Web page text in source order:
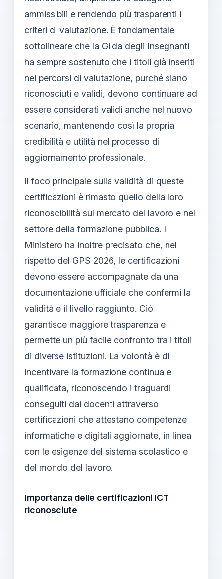
ammissibili e rendendo più trasparenti i
criteri di valutazione. È fondamentale
sottolineare che la Gilda degli Insegnanti
ha sempre sostenuto che i titoli già inseriti
nei percorsi di valutazione, purché siano
riconosciuti e validi, devono continuare ad
essere considerati validi anche nel nuovo
scenario, mantenendo così la propria
credibilità e utilità nel processo di
aggiornamento professionale.
Il foco principale sulla validità di queste
certificazioni è rimasto quello della loro
riconoscibilità sul mercato del lavoro e nel
settore della formazione pubblica. Il
Ministero ha inoltre precisato che, nel
rispetto del GPS 2026, le certificazioni
devono essere accompagnate da una
documentazione ufficiale che confermi la
validità e il livello raggiunto. Ciò
garantisce maggiore trasparenza e
permette un più facile confronto tra i titoli
di diverse istituzioni. La volontà è di
incentivare la formazione continua e
qualificata, riconoscendo i traguardi
conseguiti dai docenti attraverso
certificazioni che attestano competenze
informatiche e digitali aggiornate, in linea
con le esigenze del sistema scolastico e
del mondo del lavoro.
Importanza delle certificazioni ICT
riconosciute